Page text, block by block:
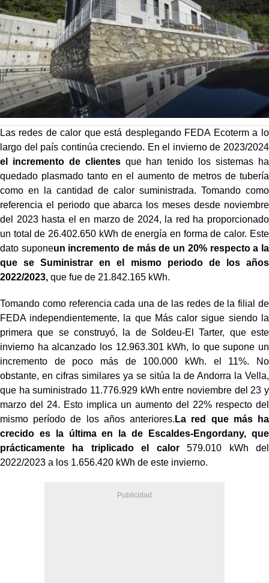
Las redes de calor que está desplegando FEDA Ecoterm a lo
largo del país continúa creciendo. En el invierno de 2023/2024
el incremento de clientesque han tenido los sistemas ha
quedado plasmado tanto en el aumento de metros de tubería
como en la cantidad de calor suministrada. Tomando como
referencia el periodo que abarca los meses desde noviembre
del 2023 hasta el en marzo de 2024, la red ha proporcionado
un total de 26.402.650 kWh de energía en forma de calor. Este
dato suponeun incremento de más de un 20% respecto a la
que se
Suministrar en el mismo periodo de los años
2022/2023, que fue de 21.842.165 kWh.
Tomando como referencia cada una de las redes de la filial de
FEDA independientemente, la que Más calor sigue siendo la
primera que se construyó, la de Soldeu-El Tarter, que este
invierno ha alcanzado los 12.963.301 kWh, lo que supone un
incremento de poco más de 100.000 kWh.
el 11%. No
obstante, en cifras similares ya se sitúa la de Andorra la Vella,
que ha suministrado 11.776.929 kWh entre noviembre del 23 y
marzo del 24. Esto implica un aumento del
22% respecto del
mismo período de los años anteriores. La red que más ha
crecido es la última en
la de Escaldes-Engordany, que
prácticamente ha triplicado el calor
579.010 kWh del
2022/2023 a los 1.656.420 kWh de este invierno.